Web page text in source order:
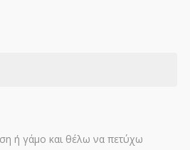
ή γάμο και θέλω να πετύχω